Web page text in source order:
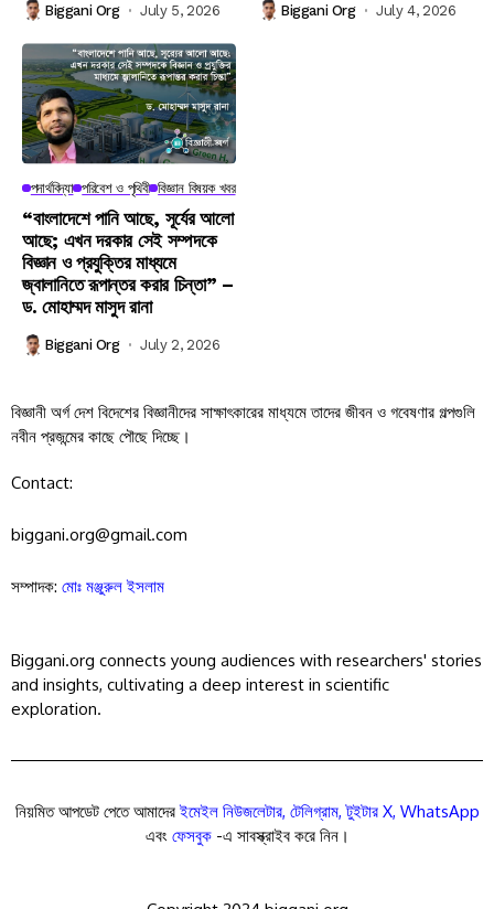
Biggani Org July 5, 2026 Biggani Org July 4, 2026
পদার্থবিদ্যা পরিবেশ ও পৃথিবী বিজ্ঞান বিষয়ক খবর
“বাংলাদেশে পানি আছে, সূর্যের আলো
আছে; এখন দরকার সেই সম্পদকে
বিজ্ঞান ও প্রযুক্তির মাধ্যমে
জ্বালানিতে রূপান্তর করার চিন্তা” –
ড. মোহাম্মদ মাসুদ রানা
Biggani Org July 2, 2026
বিজ্ঞানী অর্গ দেশ বিদেশের বিজ্ঞানীদের সাক্ষাৎকারের মাধ্যমে তাদের জীবন ও গবেষণার গল্পগুলি
নবীন প্রজন্মের কাছে পৌছে দিচ্ছে।
Contact:
biggani.org@gmail.com
সম্পাদক: মোঃ মঞ্জুরুল ইসলাম
Biggani.org connects young audiences with researchers' stories
and insights, cultivating a deep interest in scientific
exploration.
নিয়মিত আপডেট পেতে আমাদেরইমেইল নিউজলেটার, টেলিগ্রাম,টুইটার X, WhatsApp
এবং ফেসবুক-এ সাবস্ক্রাইব করে নিন।